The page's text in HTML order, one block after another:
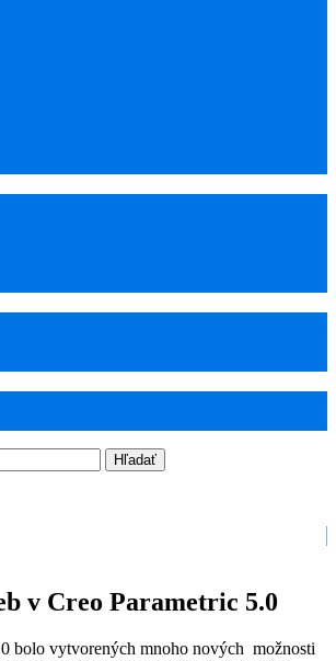
v Creo Parametric 5.0
bolo vytvorených mnoho nových možnosti